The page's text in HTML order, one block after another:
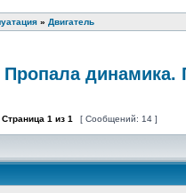
» Двигатель
динамика.
Страница 1 из 1 [ Сообщений: 14 ]